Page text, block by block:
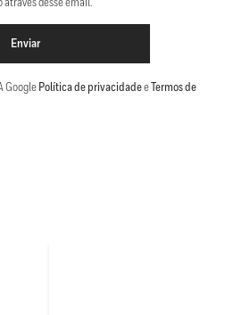
desse email.
Enviar
Google Política de privacidadee Termos de